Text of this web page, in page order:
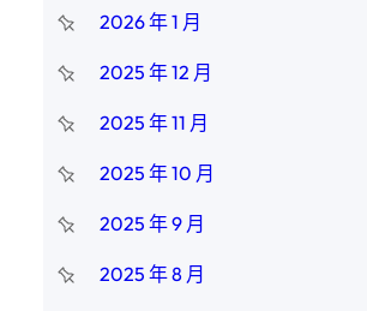
2026 年 1 月
2025 年 12 月
2025 年 11 月
2025 年 10 月
2025 年 9 月
2025 年 8 月